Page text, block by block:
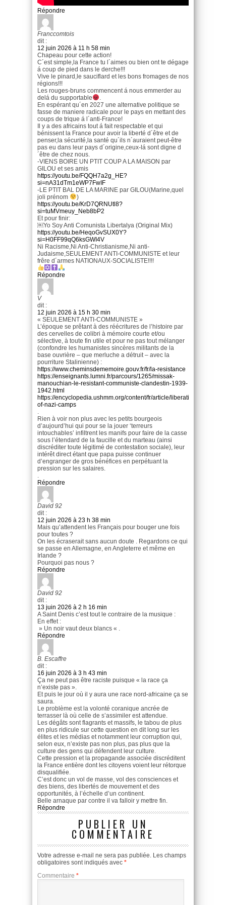
Répondre
Franccomtois
dit :
12 juin 2026 à 11 h 58 min
Chapeau pour cette action!
C´est simple,la France tu l´aimes ou bien ont te dégage
á coup de pied dans le derche!!!
Vive le pinard,le sauciflard et les bons fromages de nos
régions!!!
Les rouges-bruns commencent á nous emmerder au
delá du supportable
En espérant qu´en 2027 une alternative politique se
fasse de maniere radicale pour le pays en mettant des
coups de trique á l´anti-France!
Il y a des africains tout á fait respectable et qui
bénissent la France pour avoir la liberté d´être et de
penser,la sécurité,la santé qu´ils n´auraient peut-être
pas eu dans leur pays d´origine,ceux-lá sont digne d
´être de chez nous.
-VIENS BOIRE UN PTIT COUP A LA MAISON par
GILOU et ses amis
https://youtu.be/FQQH7a2g_HE?
si=nA31dTm1eWP7FwIF
-LE PTIT BAL DE LA MARINE par GILOU(Marine,quel
joli prénom
)
https://youtu.be/KrD7QRNUtl8?
si=tuMVmeuy_Neb8bP2
Et pour finir:
￼Yo Soy Anti Comunista Libertalya (Original Mix)
https://youtu.be/HeqoGvSUX0Y?
si=H0FF99qQ6ksGWI4V
Ni Racisme,Ni Anti-Christianisme,Ni anti-
Judaisme,SEULEMENT ANTI-COMMUNISTE et leur
frêre d´armes NATIONAUX-SOCIALISTE!!!!
Répondre
V
dit :
12 juin 2026 à 15 h 30 min
« SEULEMENT ANTI-COMMUNISTE »
L’époque se prêtant à des réécritures de l’histoire par
des cervelles de colibri à mémoire courte et/ou
sélective, à toute fin utile et pour ne pas tout mélanger
(confondre les humanistes sincères militants de la
base ouvrière – que merluche a détruit – avec la
pourriture Stalinienne) :
https://www.cheminsdememoire.gouv.fr/fr/la-resistance
https://enseignants.lumni.fr/parcours/1265/missak-
manouchian-le-resistant-communiste-clandestin-1939-
1942.html
https://encyclopedia.ushmm.org/content/fr/article/liberation-
of-nazi-camps
Rien à voir non plus avec les petits bourgeois
d’aujourd’hui qui pour se la jouer ‘terreurs
intouchables’ infiltrent les manifs pour faire de la casse
sous l’étendard de la faucille et du marteau (ainsi
discréditer toute légitimé de contestation sociale), leur
intérêt direct étant que papa puisse continuer
d’engranger de gros bénéfices en perpétuant la
pression sur les salaires.
Répondre
David 92
dit :
12 juin 2026 à 23 h 38 min
Mais qu’attendent les Français pour bouger une fois
pour toutes ?
On les écraserait sans aucun doute . Regardons ce qui
se passe en Allemagne, en Angleterre et même en
Irlande ?
Pourquoi pas nous ?
Répondre
David 92
dit :
13 juin 2026 à 2 h 16 min
A Saint Denis c’est tout le contraire de la musique :
En effet :
» Un noir vaut deux blancs « .
Répondre
B. Escaffre
dit :
16 juin 2026 à 3 h 43 min
Ça ne peut pas être raciste puisque « la race ça
n’existe pas ».
Et puis le jour où il y aura une race nord-africaine ça se
saura.
Le problème est la volonté coranique ancrée de
terrasser là où celle de s’assimiler est attendue.
Les dégâts sont flagrants et massifs, le tabou de plus
en plus ridicule sur cette question en dit long sur les
élites et les médias et notamment leur corruption qui,
selon eux, n’existe pas non plus, pas plus que la
culture des gens qui défendent leur culture.
Cette pression et la propagande associée discréditent
la France entière dont les citoyens voient leur rétorque
disqualifiée.
C’est donc un vol de masse, vol des consciences et
des biens, des libertés de mouvement et des
opportunités, à l’échelle d’un continent.
Belle arnaque par contre il va falloir y mettre fin.
Répondre
PUBLIER UN
COMMENTAIRE
Votre adresse e-mail ne sera pas publiée. Les champs
obligatoires sont indiqués avec *
Commentaire *